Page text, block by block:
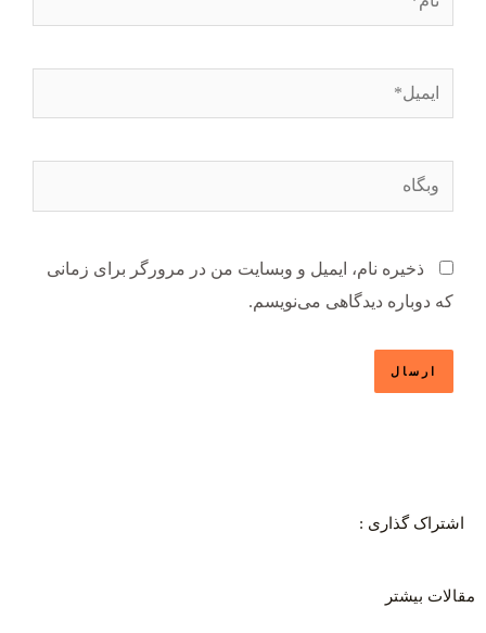
ایمیل*
وبگاه
ذخیره نام، ایمیل و وبسایت من در مرورگر برای زمانی
که دوباره دیدگاهی می‌نویسم.
اشتراک گذاری :
مقالات بیشتر